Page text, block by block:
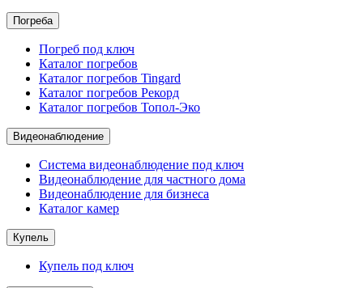
Погреба
Погреб под ключ
Каталог погребов
Каталог погребов Tingard
Каталог погребов Рекорд
Каталог погребов Топол-Эко
Видеонаблюдение
Система видеонаблюдение под ключ
Видеонаблюдение для частного дома
Видеонаблюдение для бизнеса
Каталог камер
Купель
Купель под ключ